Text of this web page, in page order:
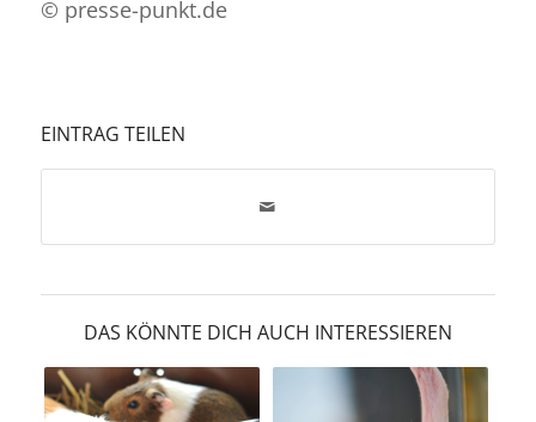
© presse-punkt.de
EINTRAG TEILEN
DAS KÖNNTE DICH AUCH INTERESSIEREN